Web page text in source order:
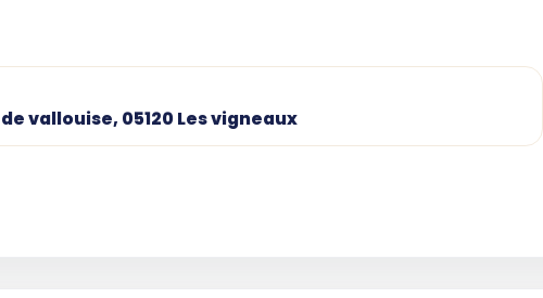
vallouise, 05120 Les vigneaux